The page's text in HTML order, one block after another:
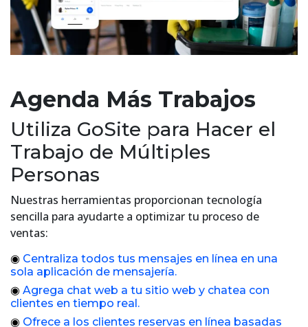
Agenda Más Trabajos
Utiliza GoSite para Hacer el
Trabajo de Múltiples
Personas
Nuestras herramientas proporcionan tecnología
sencilla para ayudarte a optimizar tu proceso de
ventas:
◉ Centraliza todos tus mensajes en línea en una
sola aplicación de mensajería.
◉ Agrega chat web a tu sitio web y chatea con
clientes en tiempo real.
◉ Ofrece a los clientes reservas en línea basadas